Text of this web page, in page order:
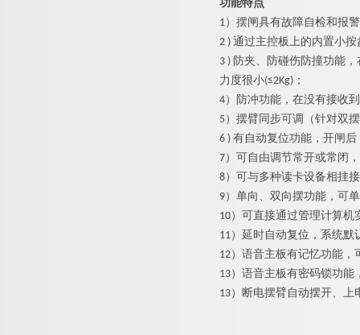
功能特点
1） 摆闸具有故障自检和报
2 ) 通过主控板上的内置小
3 ) 防夹、防碰伤防撞功能
力度很小(≤2Kg)；
4）防冲功能，在没有接收
5）摆臂同步可调（针对双
6 ) 有自动复位功能，开闸
7）可自由调节常开或常闭
8）可与多种读卡设备相挂
9）单向、双向摆功能，可
10）可直接通过管理计算机
11）延时自动复位，系统默
12）语音主板有记忆功能，
13）语音主板有密码锁功
13）断电摆臂自动摆开、